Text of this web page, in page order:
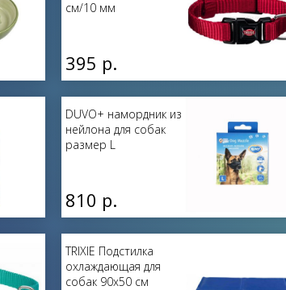
см/10 мм
395 р.
DUVO+ намордник из
нейлона для собак
размер L
810 р.
TRIXIE Подстилка
охлаждающая для
собак 90х50 см